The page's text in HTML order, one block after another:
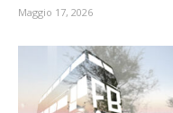
Maggio 17, 2026